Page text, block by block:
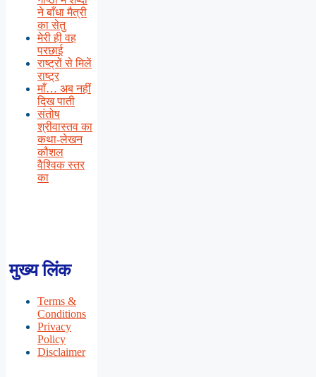
ने बाँधा मैत्री
का सेतु
मेरी ही वह
परछाई
राष्ट्रों से मिलें
राष्ट्र
माँ… अब नहीं
दिख पाती
संतोष
श्रीवास्तव का
कथा-लेखन
कौशल
वैश्विक स्तर
का
मुख्य लिंक
Terms &
Conditions
Privacy
Policy
Disclaimer